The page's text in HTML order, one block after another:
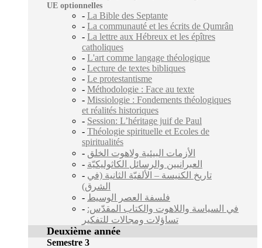
UE optionnelles
- La Bible des Septante
- La communauté et les écrits de Qumrân
- La lettre aux Hébreux et les épîtres
catholiques
- L'art comme langage théologique
- Lecture de textes bibliques
- Le protestantisme
- Méthodologie : Face au texte
- Missiologie : Fondements théologiques
et réalités historiques
- Session: L’héritage juif de Paul
- Théologie spirituelle et Ecoles de
spiritualités
- الأزمات البيئية ولاهوت الخلق
- العبرانيين والرسائل الكاثوليكيّة
- تاريخ الكنيسة – الألفيّة الثانية (في
الشرق)
- فلسفة العصر الوسيط
- في السياسة واللاهوت والكتاب المقدّس:
تساؤلات ومجالات للتفكير
Deuxième année
Semestre 3